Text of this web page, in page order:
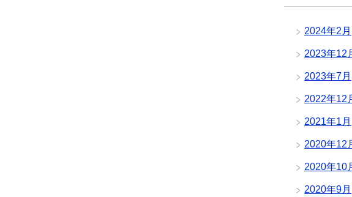
2024年2月
2023年12
2023年7月
2022年12
2021年1月
2020年12
2020年10
2020年9月